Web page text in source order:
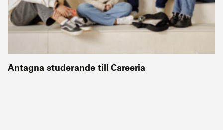
Antagna studerande till Careeria